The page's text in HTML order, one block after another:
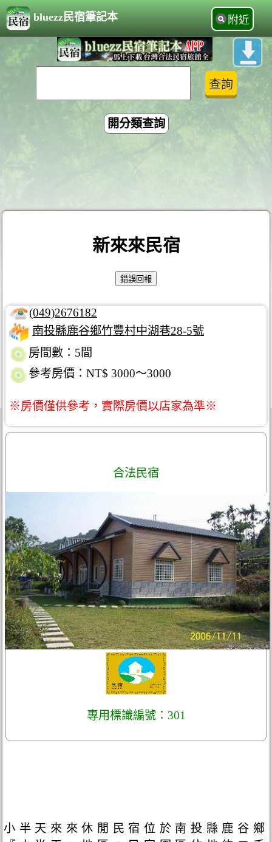
bluezz民宿筆記本 附近
開分類查詢
新來來民宿
(049)2676182
南投縣鹿谷鄉竹豐村中湖巷28-5號
房間數：5間
參考房價：NT$ 3000～3000
※房價僅供參考，實際房價以店家為準※
合法民宿
專用標識編號：301
小半天來來休閒民宿位於南投縣鹿谷鄉